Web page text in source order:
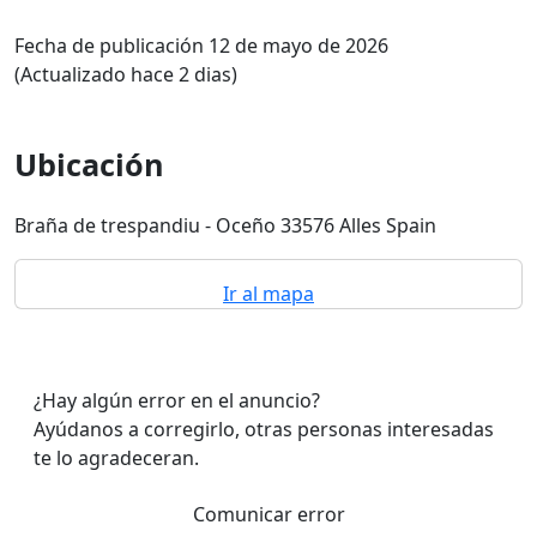
Fecha de publicación 12 de mayo de 2026
(Actualizado hace 2 dias)
Ubicación
Braña de trespandiu - Oceño 33576 Alles Spain
Ir al mapa
¿Hay algún error en el anuncio?
Ayúdanos a corregirlo, otras personas interesadas
te lo agradeceran.
Comunicar error